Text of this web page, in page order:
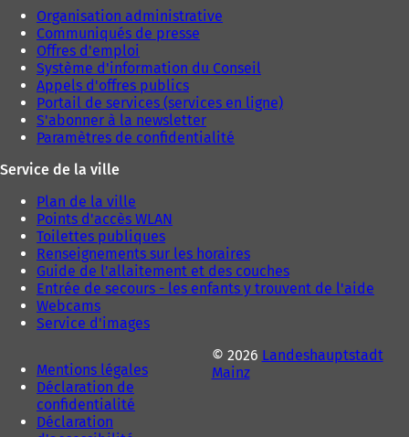
o
n
g
l
e
t
)
Organisation administrative
Communiqués de presse
Offres d'emploi
Système d'information du Conseil
Appels d'offres publics
Portail de services (services en ligne)
S'abonner à la newsletter
Paramètres de confidentialité
Service de la ville
Plan de la ville
Points d'accès WLAN
Toilettes publiques
Renseignements sur les horaires
Guide de l'allaitement et des couches
Entrée de secours - les enfants y trouvent de l'aide
Webcams
Service d'images
Mentions légales
Déclaration de
confidentialité
Déclaration
© 2026 Landeshauptstadt
Mainz